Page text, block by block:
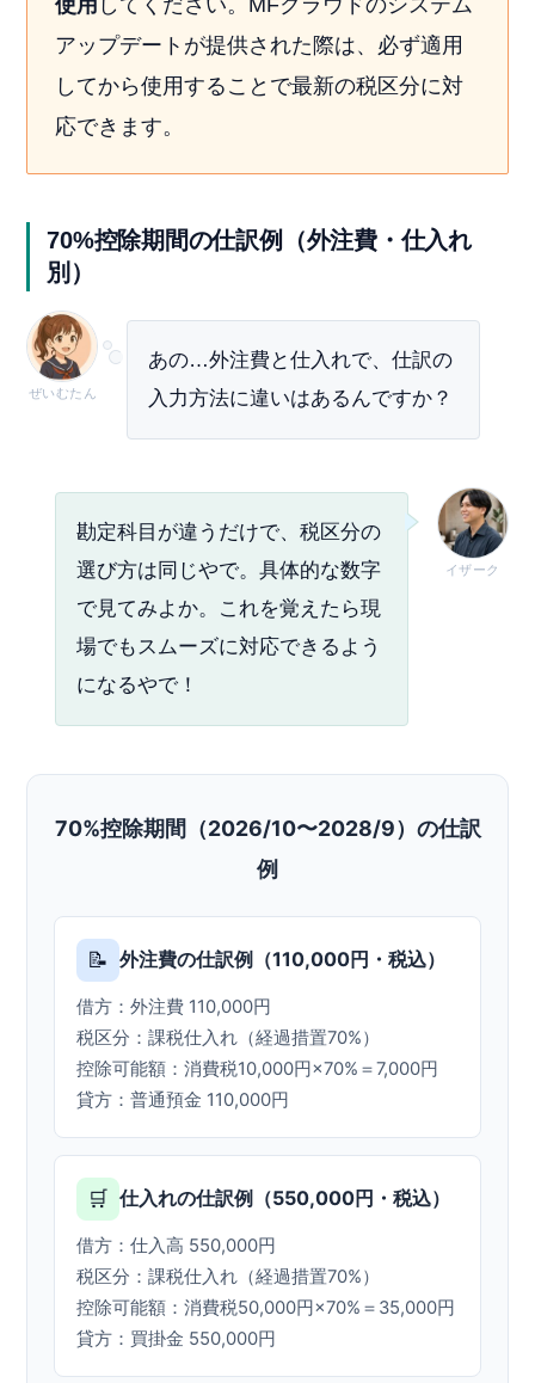
アップデートが提供された際は、必ず適用
してから使用することで最新の税区分に対
応できます。
70%控除期間の仕訳例（外注費・仕入れ
別）
ぜいむたん
あの…外注費と仕入れで、仕訳の
入力方法に違いはあるんですか？
イザーク
勘定科目が違うだけで、税区分の
選び方は同じやで。具体的な数字
で見てみよか。これを覚えたら現
場でもスムーズに対応できるよう
になるやで！
70%控除期間（2026/10〜2028/9）の仕訳
例
📝 外注費の仕訳例（110,000円・税込）
借方：外注費 110,000円
税区分：課税仕入れ（経過措置70%）
控除可能額：消費税10,000円×70%＝7,000円
貸方：普通預金 110,000円
🛒 仕入れの仕訳例（550,000円・税込）
借方：仕入高 550,000円
税区分：課税仕入れ（経過措置70%）
控除可能額：消費税50,000円×70%＝35,000円
貸方：買掛金 550,000円